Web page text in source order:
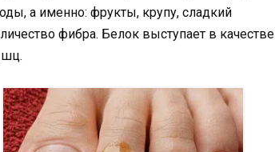
а именно: фрукты, крупу, сладкий
фибра. Белок выступает в качестве